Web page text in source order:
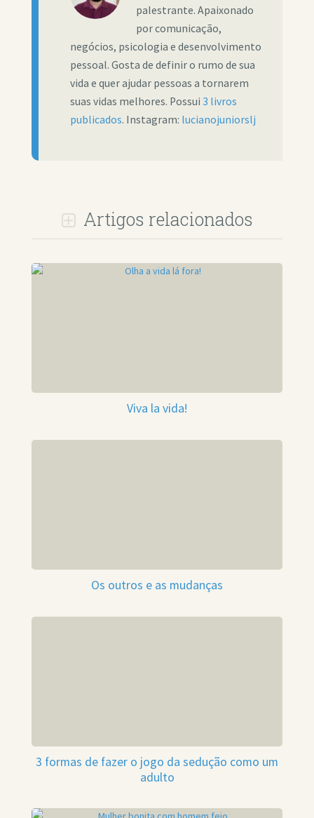
palestrante. Apaixonado
por comunicação,
negócios, psicologia e desenvolvimento
pessoal. Gosta de definir o rumo de sua
vida e quer ajudar pessoas a tornarem
suas vidas melhores. Possui 3 livros
publicados. Instagram: lucianojuniorslj
Artigos relacionados
Viva la vida!
Os outros e as mudanças
3 formas de fazer o jogo da sedução como um
adulto